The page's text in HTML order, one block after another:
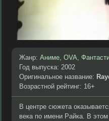
Жанр: Аниме, OVA,
Год выпуска: 2002
Оригинальное название:
Возрастной рейтинг: 16+
В центре сюжета
века по имени Райка. В